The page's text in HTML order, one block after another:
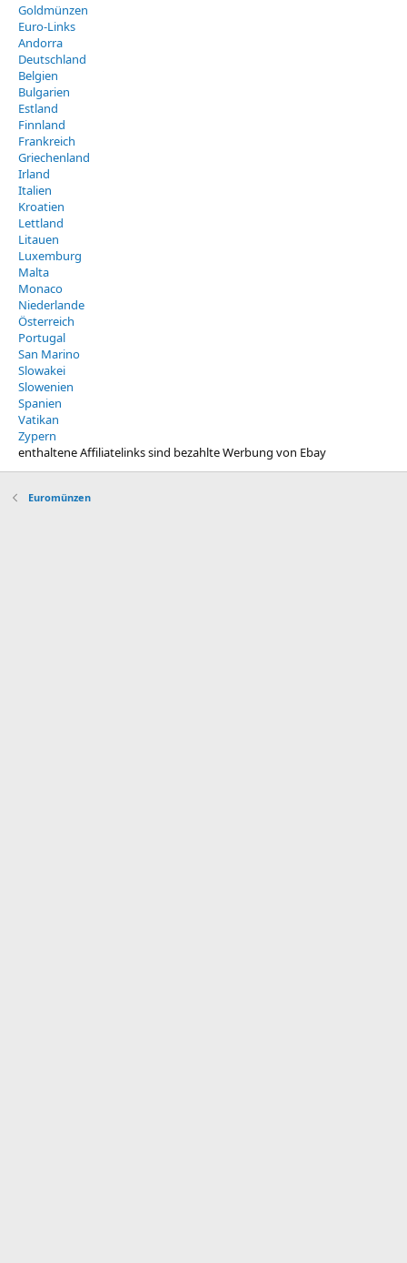
Goldmünzen
Euro-Links
Andorra
Deutschland
Belgien
Bulgarien
Estland
Finnland
Frankreich
Griechenland
Irland
Italien
Kroatien
Lettland
Litauen
Luxemburg
Malta
Monaco
Niederlande
Österreich
Portugal
San Marino
Slowakei
Slowenien
Spanien
Vatikan
Zypern
enthaltene Affiliatelinks sind bezahlte Werbung von Ebay
Euromünzen